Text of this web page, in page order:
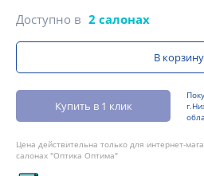
Доступно в 2 салонах
В корзину
Купить в 1 клик
Цена действительна только для интернет-
салонах "Оптика Оптима"